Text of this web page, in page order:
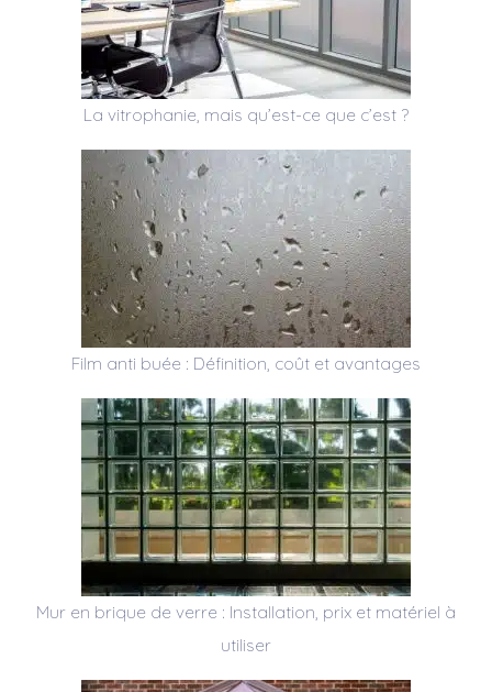
La vitrophanie, mais qu’est-ce que c’est ?
Film anti buée : Définition, coût et avantages
Mur en brique de verre : Installation, prix et matériel à
utiliser